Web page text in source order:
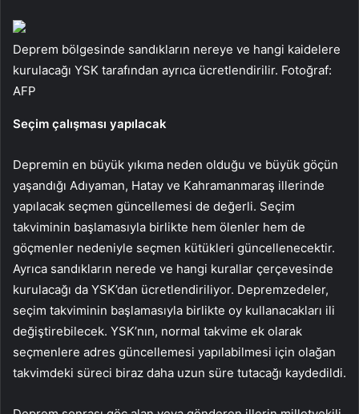
Deprem bölgesinde sandıkların nereye ve hangi kaidelere
kurulacağı YSK tarafından ayrıca ücretlendirilir. Fotoğraf:
AFP
Seçim çalışması yapılacak
Depremin en büyük yıkıma neden olduğu ve büyük göçün
yaşandığı Adıyaman, Hatay ve Kahramanmaraş illerinde
yapılacak seçmen güncellemesi de değerli. Seçim
takviminin başlamasıyla birlikte hem ölenler hem de
göçmenler nedeniyle seçmen kütükleri güncellenecektir.
Ayrıca sandıkların nerede ve hangi kurallar çerçevesinde
kurulacağı da YSK’dan ücretlendiriliyor. Depremzedeler,
seçim takviminin başlamasıyla birlikte oy kullanacakları ili
değiştirebilecek. YSK’nın, normal takvime ek olarak
seçmenlere adres güncellemesi yapılabilmesi için olağan
takvimdeki süreci biraz daha uzun süre tutacağı kaydedildi.